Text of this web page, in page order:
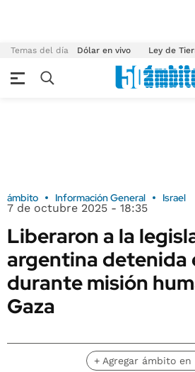
Temas del día Dólar en vivo Ley de
ámbito Información General Israel
7 de octubre 2025 - 18:35
Liberaron a la
argentina detenida
durante misión
Gaza
+ Agregar ámbito en